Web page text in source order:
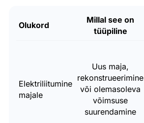
Olukord
Millal see on
tüüpiline
Elektriliitumine
majale
Uus maja,
rekonstrueerimine
või olemasoleva
võimsuse
suurendamine